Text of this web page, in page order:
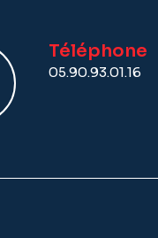
Téléphone
05.90.93.01.16